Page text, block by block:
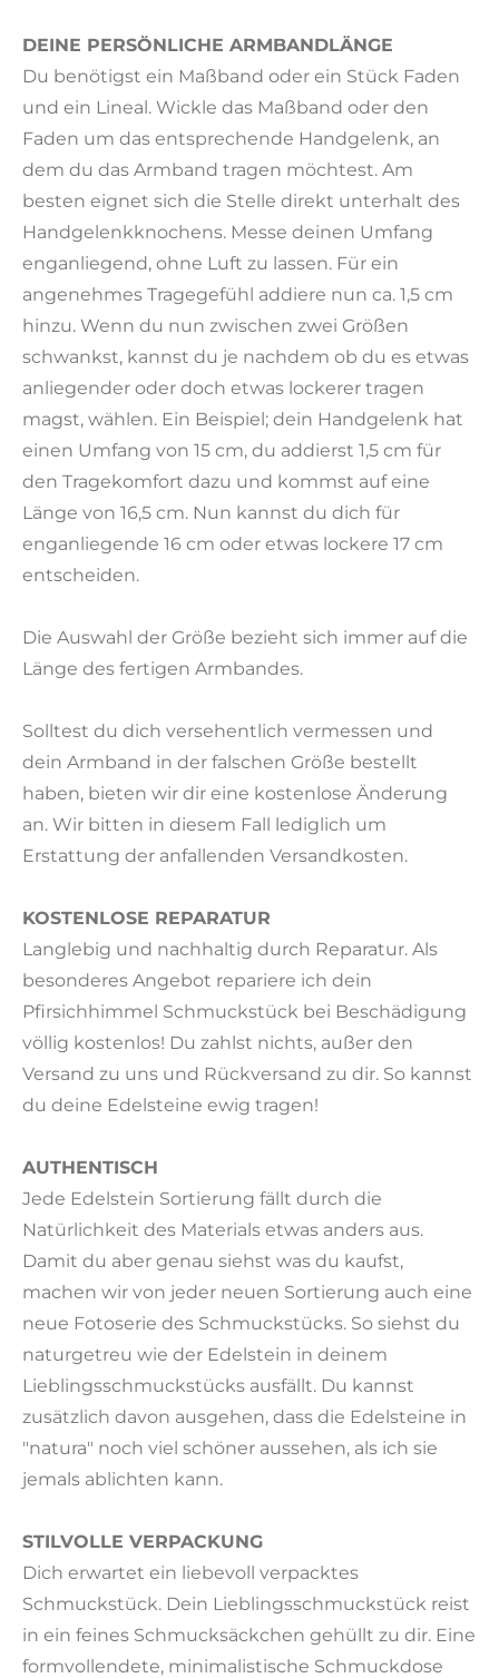
DEINE PERSÖNLICHE ARMBANDLÄNGE
Du benötigst ein Maßband oder ein Stück Faden
und ein Lineal. Wickle das Maßband oder den
Faden um das entsprechende Handgelenk, an
dem du das Armband tragen möchtest. Am
besten eignet sich die Stelle direkt unterhalt des
Handgelenkknochens. Messe deinen Umfang
enganliegend, ohne Luft zu lassen. Für ein
angenehmes Tragegefühl addiere nun ca. 1,5 cm
hinzu. Wenn du nun zwischen zwei Größen
schwankst, kannst du je nachdem ob du es etwas
anliegender oder doch etwas lockerer tragen
magst, wählen. Ein Beispiel; dein Handgelenk hat
einen Umfang von 15 cm, du addierst 1,5 cm für
den Tragekomfort dazu und kommst auf eine
Länge von 16,5 cm. Nun kannst du dich für
enganliegende 16 cm oder etwas lockere 17 cm
entscheiden.
Die Auswahl der Größe bezieht sich immer auf die
Länge des fertigen Armbandes.
Solltest du dich versehentlich vermessen und
dein Armband in der falschen Größe bestellt
haben, bieten wir dir eine kostenlose Änderung
an. Wir bitten in diesem Fall lediglich um
Erstattung der anfallenden Versandkosten.
KOSTENLOSE REPARATUR
Langlebig und nachhaltig durch Reparatur. Als
besonderes Angebot repariere ich dein
Pfirsichhimmel Schmuckstück bei Beschädigung
völlig kostenlos! Du zahlst nichts, außer den
Versand zu uns und Rückversand zu dir. So kannst
du deine Edelsteine ewig tragen!
AUTHENTISCH
Jede Edelstein Sortierung fällt durch die
Natürlichkeit des Materials etwas anders aus.
Damit du aber genau siehst was du kaufst,
machen wir von jeder neuen Sortierung auch eine
neue Fotoserie des Schmuckstücks. So siehst du
naturgetreu wie der Edelstein in deinem
Lieblingsschmuckstücks ausfällt. Du kannst
zusätzlich davon ausgehen, dass die Edelsteine in
"natura" noch viel schöner aussehen, als ich sie
jemals ablichten kann.
STILVOLLE VERPACKUNG
Dich erwartet ein liebevoll verpacktes
Schmuckstück. Dein Lieblingsschmuckstück reist
in ein feines Schmucksäckchen gehüllt zu dir. Eine
formvollendete, minimalistische Schmuckdose